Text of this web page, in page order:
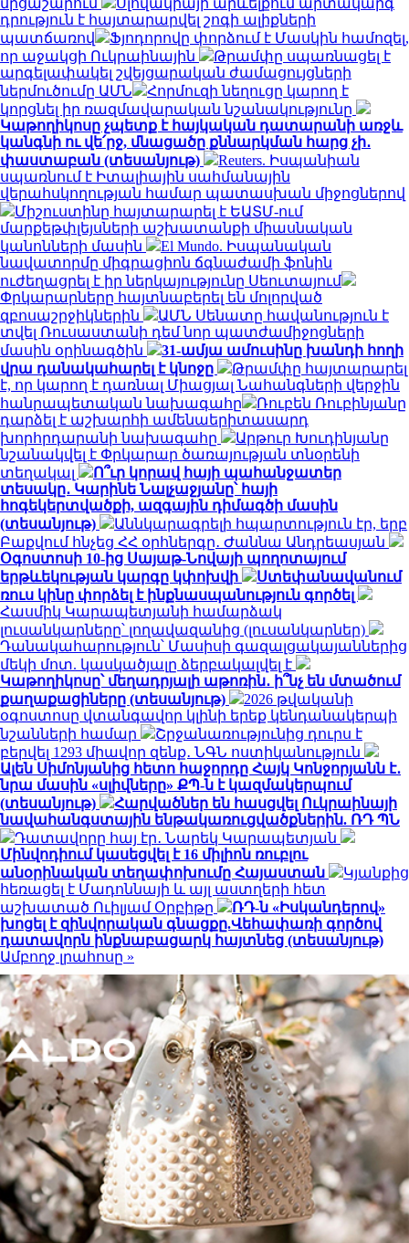
դրություն է հայտարարվել շոգի ալիքների
պատճառով
Ֆյոդորովը փորձում է Մասկին համոզել,
որ աջակցի Ուկրաինային
Թրամփը սպառնացել է
արգելափակել շվեյցարական ժամացույցների
ներմուծումը ԱՄՆ
Հորմուզի նեղուցը կարող է
կորցնել իր ռազմավարական նշանակությունը
Կաթողիկոսը չպետք է հայկական դատարանի առջև
կանգնի ու վե՛րջ, մնացածը քննարկման հարց չի․
փաստաբան (տեսանյութ)
Reuters. Իսպանիան
սպառնում է Իտալիային սահմանային
վերահսկողության համար պատասխան միջոցներով
Միշուստինը հայտարարել է ԵԱՏՄ-ում
մարքեթփլեյսների աշխատանքի միասնական
կանոնների մասին
El Mundo. Իսպանական
նավատորմը միգրացիոն ճգնաժամի ֆոնին
ուժեղացրել է իր ներկայությունը Սեուտայում
Փրկարարները հայտնաբերել են մոլորված
զբոսաշրջիկներին
ԱՄՆ Սենատը հավանություն է
տվել Ռուսաստանի դեմ նոր պատժամիջոցների
մասին օրինագծին
31-ամյա ամուսինը խանդի հողի
վրա դանակահարել է կնոջը
Թրամփը հայտարարել
է, որ կարող է դառնալ Միացյալ Նահանգների վերջին
հանրապետական ​​նախագահը
Ռուբեն Ռուբինյանը
դարձել է աշխարհի ամենաերիտասարդ
խորհրդարանի նախագահը
Արթուր Խուդինյանը
նշանակվել է Փրկարար ծառայության տնօրենի
տեղակալ
Ո՞ւր կորավ հայի պահանջատեր
տեսակը․ Կարինե Նալչաջյանը՝ հայի
հոգեկերտվածքի, ազգային դիմագծի մասին
(տեսանյութ)
Աննկարագրելի հպարտություն էր, երբ
Բաքվում հնչեց ՀՀ օրհներգը․ Ժաննա Անդրեասյան
Օգոստոսի 10-ից Սայաթ-Նովայի պողոտայում
երթևեկության կարգը կփոխվի
Ստեփանավանում
ռուս կինը փորձել է ինքնասպանություն գործել
Հասմիկ Կարապետյանի համարձակ
լուսանկարները՝ լողավազանից (լուսանկարներ)
Դանակահարություն՝ Մասիսի գազալցակայաններից
մեկի մոտ. կասկածյալը ձերբակալվել է
Կաթողիկոսը՝ մեղադրյալի աթոռին․ ի՞նչ են մտածում
քաղաքացիները (տեսանյութ)
2026 թվականի
օգոստոսը վտանգավոր կլինի երեք կենդանակերպի
նշանների համար
Շրջանառությունից դուրս է
բերվել 1293 միավոր զենք․ ՆԳՆ ոստիկանություն
Ալեն Սիմոնյանից հետո հաջորդը Հայկ Կոնջորյանն է․
նրա մասին «սլիվները» ՔՊ-ն է կազմակերպում
(տեսանյութ)
Հարվածներ են հասցվել Ուկրաինայի
նավահանգստային ենթակառուցվածքներին. ՌԴ ՊՆ
Դատավորը հայ էր․ Նարեկ Կարապետյան
Մինվոդիում կասեցվել է 16 միլիոն ռուբլու
անօրինական տեղափոխումը Հայաստան
Կյանքից
հեռացել է Մադոննայի և այլ աստղերի հետ
աշխատած Ուիլյամ Օրբիթը
ՌԴ-ն «Իսկանդերով»
խոցել է զինվորական գնացքը.Վեհափառի գործով
դատավորն ինքնաբացարկ հայտնեց (տեսանյութ)
Ամբողջ լրահոսը »